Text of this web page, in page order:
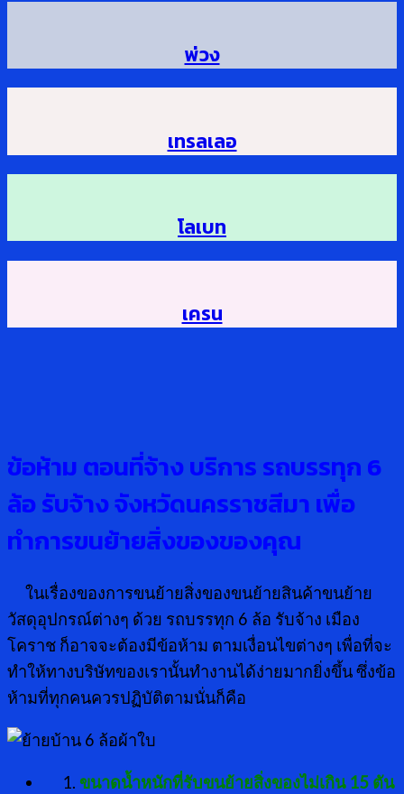
พ่วง
เทรลเลอ
โลเบท
เครน
ข้อห้าม ตอนที่จ้าง บริการ รถบรรทุก 6
ล้อ รับจ้าง จังหวัดนครราชสีมา เพื่อ
ทำการขนย้ายสิ่งของของคุณ
ในเรื่องของการขนย้ายสิ่งของขนย้ายสินค้าขนย้าย
วัสดุอุปกรณ์ต่างๆ ด้วย รถบรรทุก 6 ล้อ รับจ้าง เมือง
โคราช ก็อาจจะต้องมีข้อห้าม ตามเงื่อนไขต่างๆ เพื่อที่จะ
ทำให้ทางบริษัทของเรานั้นทำงานได้ง่ายมากยิ่งขึ้น ซึ่งข้อ
ห้ามที่ทุกคนควรปฏิบัติตามนั่นก็คือ
ขนาดน้ำหนักที่รับขนย้ายสิ่งของไม่เกิน 15 ตัน